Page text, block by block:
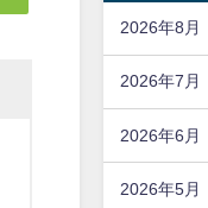
2026年8月
2026年7月
2026年6月
2026年5月